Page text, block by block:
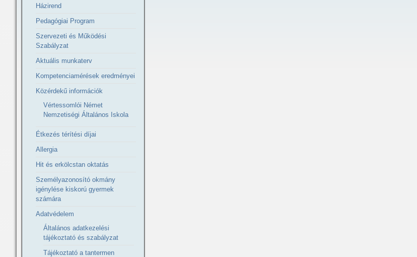
Házirend
Pedagógiai Program
Szervezeti és Működési
Szabályzat
Aktuális munkaterv
Kompetenciamérések eredményei
Közérdekű információk
Vértessomlói Német
Nemzetiségi Általános Iskola
Étkezés térítési díjai
Allergia
Hit és erkölcstan oktatás
Személyazonosító okmány
igénylése kiskorú gyermek
számára
Adatvédelem
Általános adatkezelési
tájékoztató és szabályzat
Tájékoztató a tantermen